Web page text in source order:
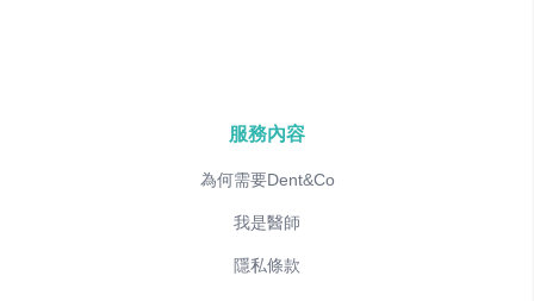
服務內容
為何需要Dent&Co
我是醫師
隱私條款